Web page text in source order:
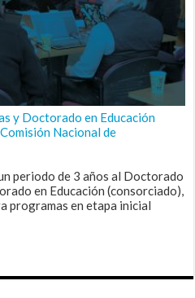
y Doctorado en Educación
Nacional de
periodo de 3 años al Doctorado
en Educación (consorciado),
programas en etapa inicial